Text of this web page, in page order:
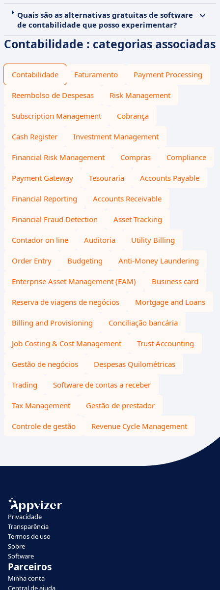
Quais são as alternativas gratuitas de software
de contabilidade que posso experimentar?
Contabilidade : categorias associadas
Contabilidade Faturamento Payment Processing
Reembolso de Despesas Risk Management
Subscription Management Cobrança
Cash Register Investment Management
Financial Risk Management Compras Compliance
Payment Gateway Tesouraria Accounts Payable
Financial Reporting Accounts Receivable
Financial Fraud Detection Asset Tracking
Contador on line Auditoria Utility Billing
Order Entry Budgeting Anti-Money Laundering
Enterprise Asset Management (EAM) Business card
Reserva de viagens de negócios Mortgage and Loans
Billing and Provisioning Conciliação bancária
Job Costing & Cost Management Trust Accounting
Gestão de negócios Despesas Quilométricas
Trading Software de contas a receber
Tax Management Gestão de prestador
Controle de gestão Revenue Cycle Management
Privacidade
Transparência
Termos de uso
Sobre
Software
Parceiros
Minha conta
Central de ajuda